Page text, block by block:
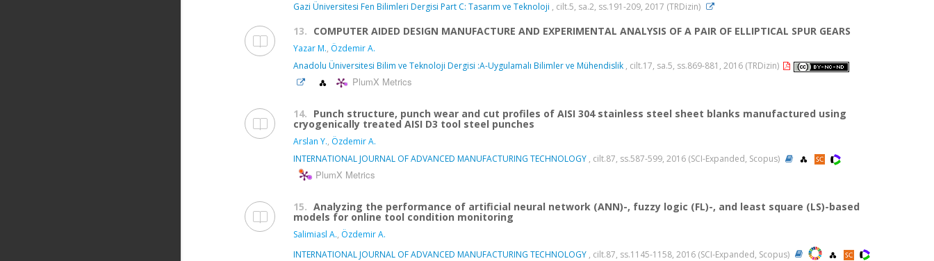
Gazi Üniversitesi Fen Bilimleri Dergisi Part C: Tasarım ve Teknoloji , cilt.5, sa.2, ss.191-209, 2017 (TRDizin)
13. COMPUTER AIDED DESIGN MANUFACTURE AND EXPERIMENTAL ANALYSIS OF A PAIR OF ELLIPTICAL SPUR GEARS
Yazar M., Özdemir A.
Anadolu Üniversitesi Bilim ve Teknoloji Dergisi :A-Uygulamalı Bilimler ve Mühendislik , cilt.17, sa.5, ss.869-881, 2016 (TRDizin)
PlumX Metrics
14. Punch structure, punch wear and cut profiles of AISI 304 stainless steel sheet blanks manufactured using
cryogenically treated AISI D3 tool steel punches
Arslan Y., Özdemir A.
INTERNATIONAL JOURNAL OF ADVANCED MANUFACTURING TECHNOLOGY , cilt.87, ss.587-599, 2016 (SCI-Expanded, Scopus)
PlumX Metrics
15. Analyzing the performance of artificial neural network (ANN)-, fuzzy logic (FL)-, and least square (LS)-based
models for online tool condition monitoring
Salimiasl A., Özdemir A.
INTERNATIONAL JOURNAL OF ADVANCED MANUFACTURING TECHNOLOGY , cilt.87, ss.1145-1158, 2016 (SCI-Expanded, Scopus)